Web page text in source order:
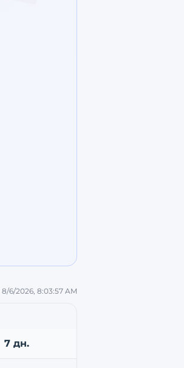
8/6/2026, 8:03:57 AM
7 дн.